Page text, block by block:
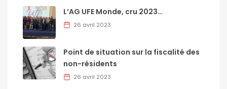
L’AG UFE Monde, cru 2023…
26 avril 2023
Point de situation sur la fiscalité des
non-résidents
26 avril 2023